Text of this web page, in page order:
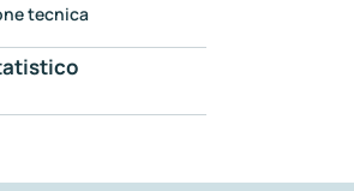
tecnica